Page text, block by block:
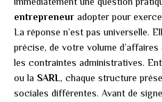
entrepreneur adopter pour
La réponse n’est pas universelle.
précise, de votre volume
les contraintes administratives.
ou la SARL, chaque structure
sociales différentes. Avant de